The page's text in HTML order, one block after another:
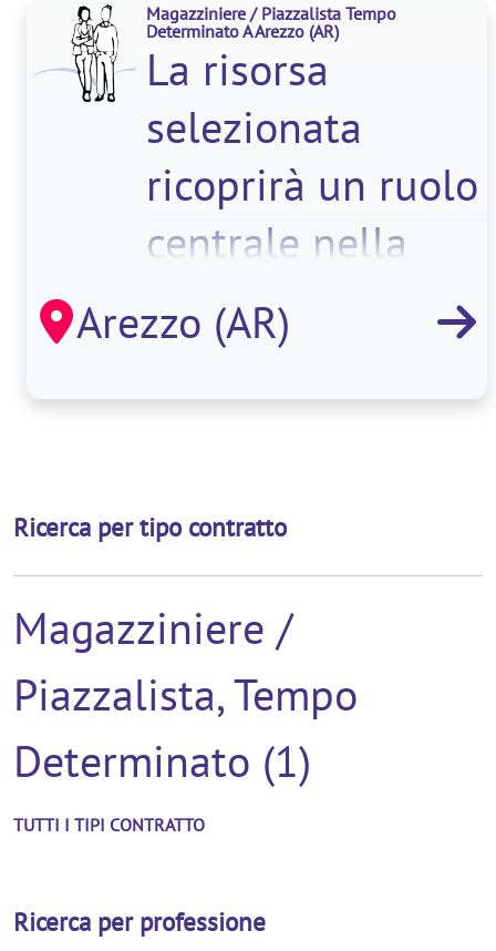
Magazziniere / Piazzalista Tempo
Determinato A Arezzo (AR)
La risorsa
selezionata
ricoprirà un ruolo
centrale nella
filiale di Arezzo,
agendo come
punto di
Arezzo (AR)
Ricerca per tipo contratto
Magazziniere /
Piazzalista, Tempo
Determinato (1)
TUTTI I TIPI CONTRATTO
Ricerca per professione